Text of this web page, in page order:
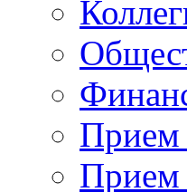
Прием
Прием